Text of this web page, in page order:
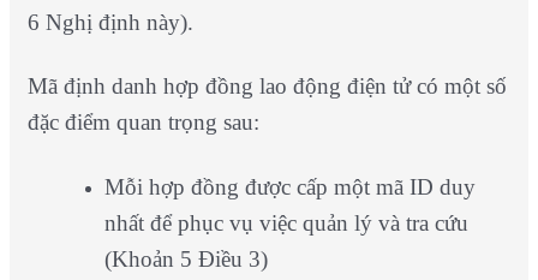
6 Nghị định này).
Mã định danh hợp đồng lao động điện tử có một số
đặc điểm quan trọng sau:
Mỗi hợp đồng được cấp một mã ID duy
nhất để phục vụ việc quản lý và tra cứu
(Khoản 5 Điều 3)